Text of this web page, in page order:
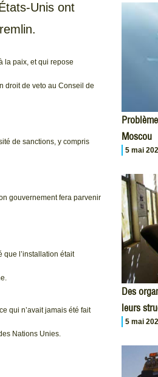
Unis ont
la paix, et qui repose
droit de veto au Conseil de
de sanctions, y compris
gouvernement fera parvenir
l’installation était
qui n’avait jamais été fait
Nations Unies.
Moscou
5 mai
Des
leurs
5 mai